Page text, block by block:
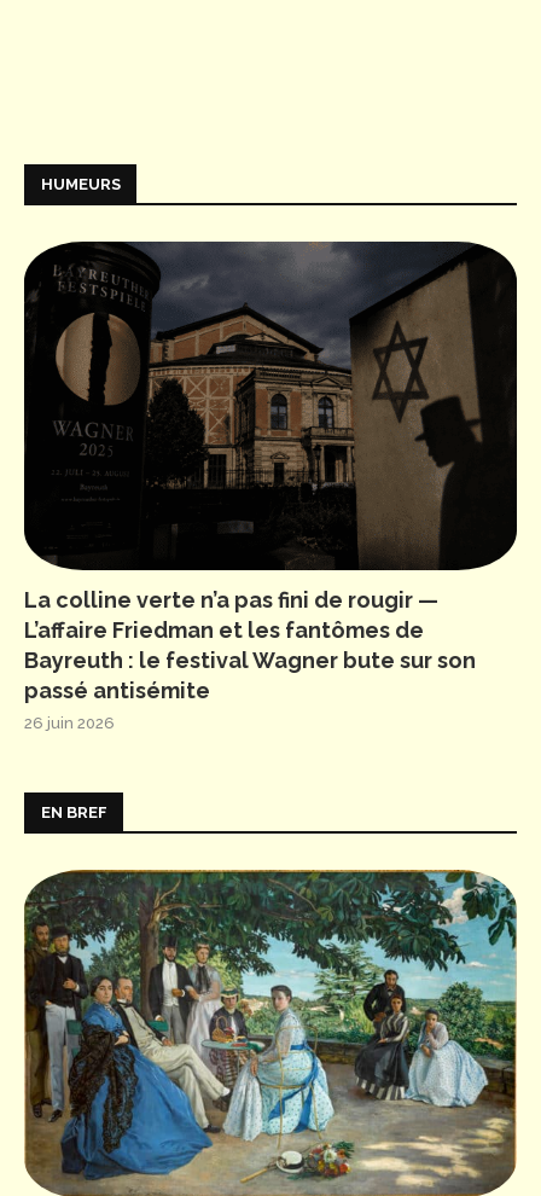
HUMEURS
La colline verte n’a pas fini de rougir —
L’affaire Friedman et les fantômes de
Bayreuth : le festival Wagner bute sur son
passé antisémite
26 juin 2026
EN BREF